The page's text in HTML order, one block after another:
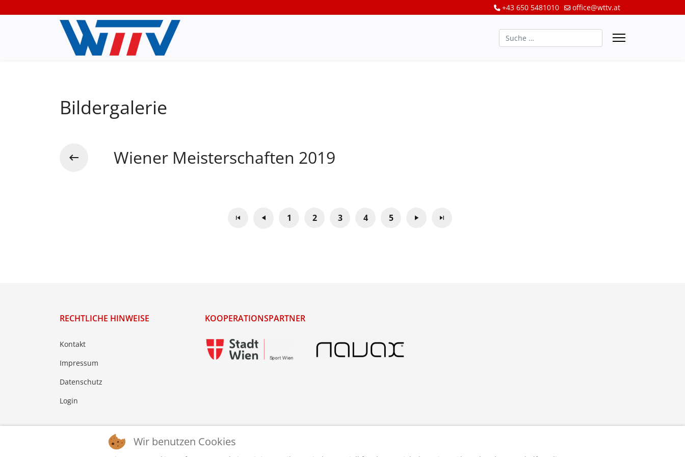
+43 650 5481010 office@wttv.at
Suchen
Bildergalerie
Wiener Meisterschaften 2019
1 2 3 4 5
RECHTLICHE HINWEISE
Kontakt
Impressum
Datenschutz
Login
KOOPERATIONSPARTNER
© 2026 © WTTV - Wiener Tischtennis Verband. Gestaltet und betreut von
Wir benutzen Cookies